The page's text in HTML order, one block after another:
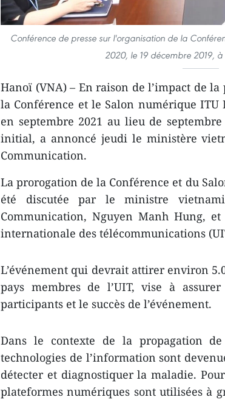
Conférence de presse sur l'organisation de la
2020, le 19 décembre 2019, à
Hanoï (VNA) – En raison de l’impact de
la Conférence et le Salon numérique
en septembre 2021 au lieu de
initial, a annoncé jeudi le ministère
Communication.
La prorogation de la Conférence et du
été discutée par le ministre
Communication, Nguyen Manh Hung,
internationale des télécommunications
L’événement qui devrait attirer environ
pays membres de l’UIT, vise à
participants et le succès de l’événement.
Dans le contexte de la propagation
technologies de l’information sont
détecter et diagnostiquer la maladie.
plateformes numériques sont utilisées à